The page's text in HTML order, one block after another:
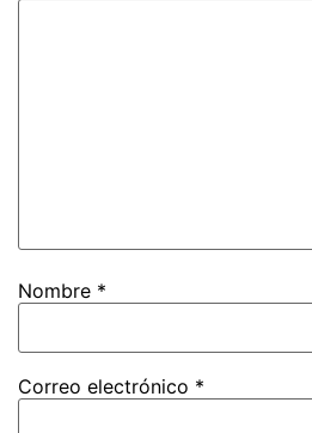
Nombre *
Correo electrónico *